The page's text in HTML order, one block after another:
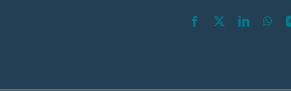
Facebook LinkedIn